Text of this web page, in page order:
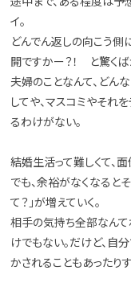
イ。
どんでん返しの向こう側
開ですかー？！ と驚くば
夫婦のことなんて、どん
してや、マスコミやそれ
るわけがない。
結婚生活って難しくて、
でも、余裕がなくなると
て？」が増えていく。
相手の気持ち全部なんて
けでもない。だけど、自
かされることもあったりす